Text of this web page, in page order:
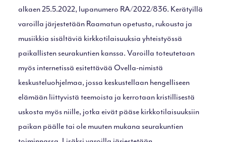
alkaen 25.5.2022, lupanumero RA/2022/836. Kerätyillä
varoilla järjestetään Raamatun opetusta, rukousta ja
musiikkia sisältäviä kirkkotilaisuuksia yhteistyössä
paikallisten seurakuntien kanssa. Varoilla toteutetaan
myös internetissä esitettävää Ovella-nimistä
keskusteluohjelmaa, jossa keskustellaan hengelliseen
elämään liittyvistä teemoista ja kerrotaan kristillisestä
uskosta myös niille, jotka eivät pääse kirkkotilaisuuksiin
paikan päälle tai ole muuten mukana seurakuntien